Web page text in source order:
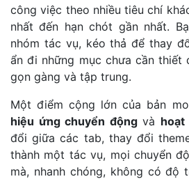
công việc theo nhiều tiêu chí
nhất đến hạn chót gần nhất.
nhóm tác vụ, kéo thả để thay
ẩn đi những mục chưa cần thiết
gọn gàng và tập trung.
Một điểm cộng lớn của bản
hiệu ứng chuyển độngvà hoạt
đổi giữa các tab, thay đổi
thành một tác vụ, mọi chuyển
mà, nhanh chóng, không có độ